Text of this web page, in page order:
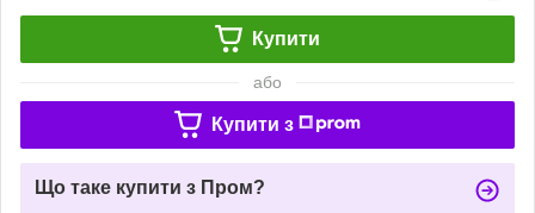
Купити
або
Купити з
Що таке купити з Пром?